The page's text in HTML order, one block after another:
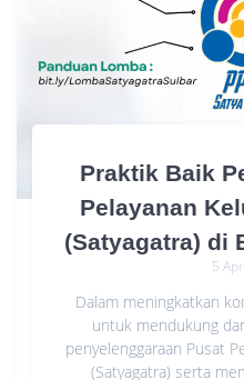
Praktik Baik
Pelayanan
(Satyagatra) di
5
Dalam meningkatkan
untuk mendukung
penyelenggaraan Pusat
(Satyagatra) serta